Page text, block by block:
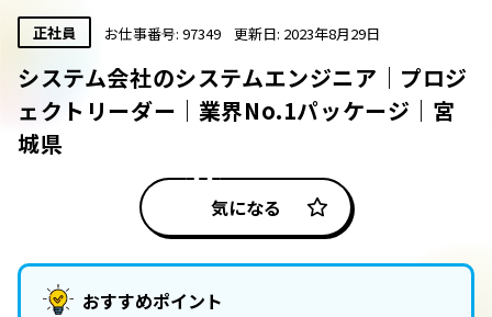
正社員 お仕事番号: 97349 更新日: 2023年8月29日
システム会社のシステムエンジニア｜プロジ
ェクトリーダー｜業界No.1パッケージ｜宮
城県
気になる
おすすめポイント